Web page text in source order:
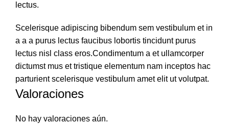
lectus.
Scelerisque adipiscing bibendum sem vestibulum et in
a a a purus lectus faucibus lobortis tincidunt purus
lectus nisl class eros.Condimentum a et ullamcorper
dictumst mus et tristique elementum nam inceptos hac
parturient scelerisque vestibulum amet elit ut volutpat.
Valoraciones
No hay valoraciones aún.